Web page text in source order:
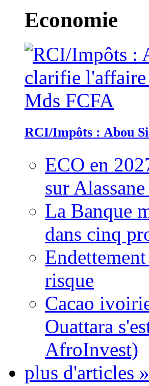
Economie
RCI/Impôts : Abou
ECO en
sur
La Banque
dans cinq
risque
Cacao
Ouattara
AfroInvest)
plus d'articles »